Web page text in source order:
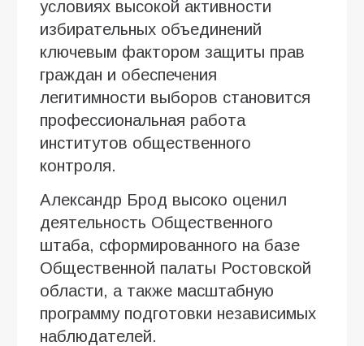
условиях высокой активности
избирательных объединений
ключевым фактором защиты прав
граждан и обеспечения
легитимности выборов становится
профессиональная работа
институтов общественного
контроля.
Александр Брод высоко оценил
деятельность Общественного
штаба, сформированного на базе
Общественной палаты Ростовской
области, а также масштабную
программу подготовки независимых
наблюдателей.